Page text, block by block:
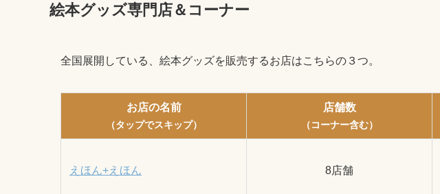
絵本グッズ専門店＆コーナー
全国展開している、絵本グッズを販売するお店はこちらの３つ。
お店の名前
（タップでスキップ）
店舗数
（コーナー含む）
えほん+えほん 8店舗